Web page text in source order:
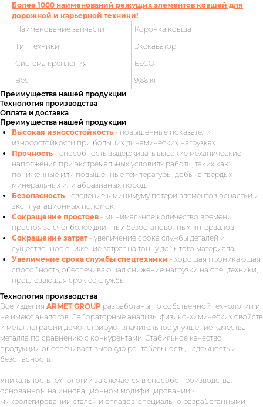
Более 1000 наименований режущих элементов ковшей для
дорожной и карьерной техники!
Наименование запчасти
Коронка ковша
Тип техники
Экскаватор
Система крепления
ESCO
Вес
9,66 кг
Преимущества нашей продукции
Технология производства
Оплата и доставка
Преимущества нашей продукции
Высокая износостойкость - повышенные показатели
износостойкости при больших динамических нагрузках.
Прочность - способность выдерживать высокие механические
напряжения при экстремальных условиях работы, таких как:
пониженные или повышенные температуры, добыча твердых
минеральных или абразивных пород.
Безопасность - сведение к минимуму потери элементов оснастки и
эксплуатационных поломок.
Сокращение простоев - минимальное количество времени
простоя за счет более длинных безостановочных интервалов.
Сокращение затрат - увеличение срока службы деталей и
существенное снижение затрат на тонну добытого материала.
Увеличение срока службы спецтехники - хорошая проникающая
способность, обеспечивающая снижение нагрузки на спецтехники,
продлевающая срок ее службы.
Технология производства
Все изделия ARMET GROUP разработаны по собственной технологии и
не имеют аналогов. Лабораторные анализы физико-химических свойств
и металлографии демонстрируют значительное улучшение качества
металла по сравнению с конкурентами. Стабильное качество
продукции обеспечивает высокую рентабельность, надежность и
безопасность.
Уникальность технологий заключается в способе производства,
основанном на инновационном модифицировании -
микролегировании сталей и сплавов, специально разработанными